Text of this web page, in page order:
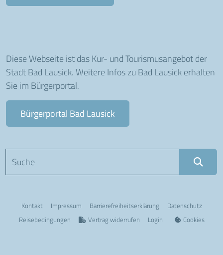
Diese Webseite ist das Kur- und Tourismusangebot der
Stadt Bad Lausick. Weitere Infos zu Bad Lausick erhalten
Sie im Bürgerportal.
Bürgerportal Bad Lausick
Kontakt Impressum Barriere­freiheits­erklärung
Datenschutz
Reisebedingungen
Vertrag widerrufen Login Cookies